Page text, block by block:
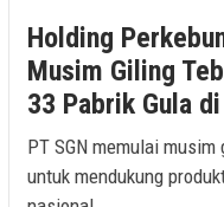
Holding
Musim Giling
33 Pabrik Gula
PT SGN memulai
untuk mendukung